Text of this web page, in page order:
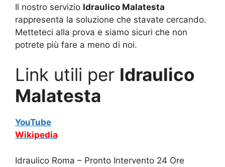
Il nostro servizio Idraulico Malatesta
rappresenta la soluzione che stavate cercando.
Metteteci alla prova e siamo sicuri che non
potrete più fare a meno di noi.
Link utili per Idraulico
Malatesta
YouTube
Wikipedia
Idraulico Roma – Pronto Intervento 24 Ore